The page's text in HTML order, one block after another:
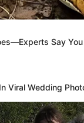
| 2010),
| 2009),
| 2020), sebagai
Say
Viral Wedding